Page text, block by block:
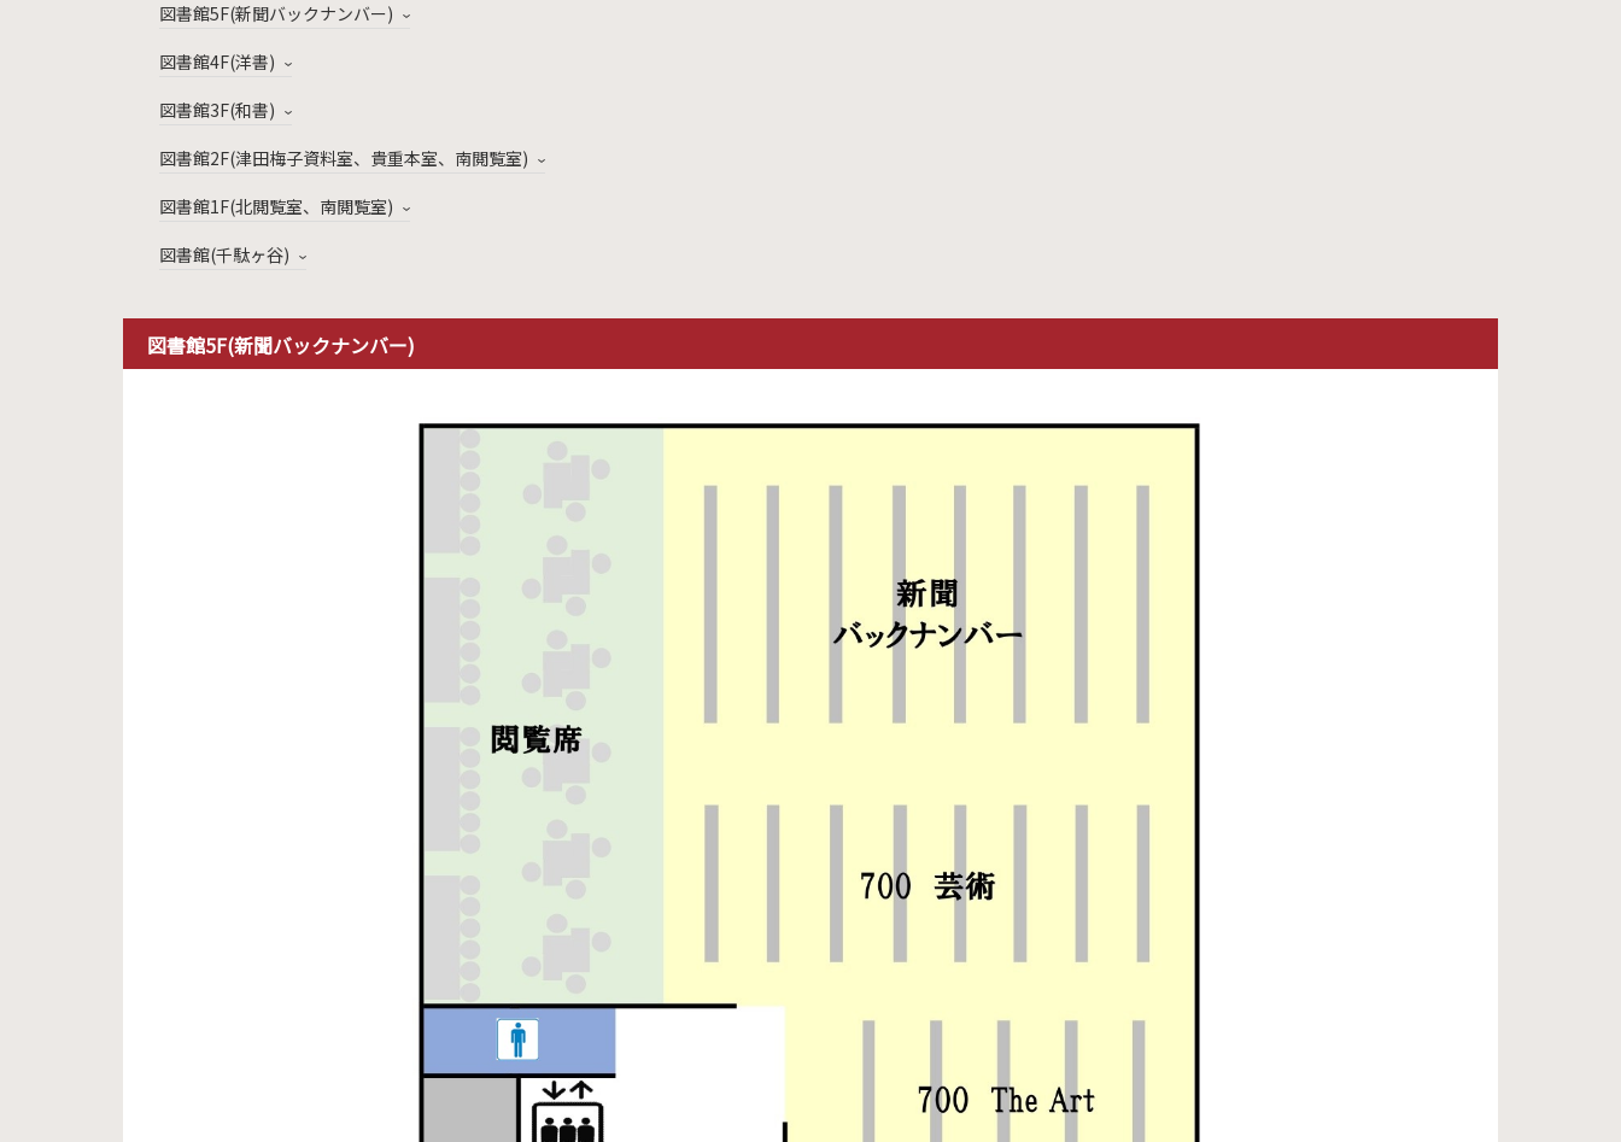
図書館5F(新聞バックナンバー)
図書館4F(洋書)
図書館3F(和書)
図書館2F(津田梅子資料室、貴重本室、南閲覧室)
図書館1F(北閲覧室、南閲覧室)
図書館(千駄ヶ谷)
図書館5F(新聞バックナンバー)